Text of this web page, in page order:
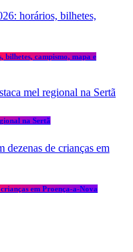
bilhetes, campismo, mapa e
na Sertã
em Proença-a-Nova